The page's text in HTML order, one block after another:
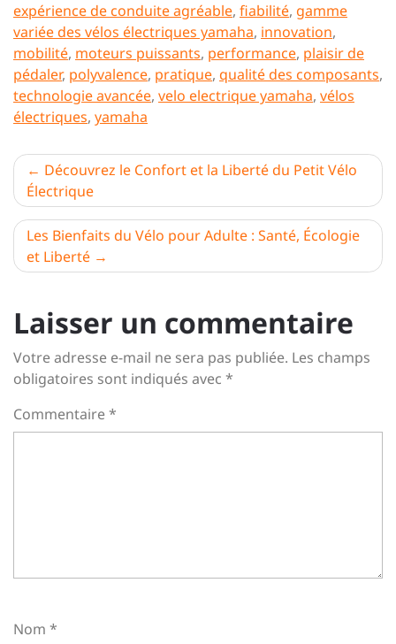
expérience de conduite agréable, fiabilité, gamme
variée des vélos électriques yamaha, innovation,
mobilité, moteurs puissants, performance, plaisir de
pédaler, polyvalence, pratique, qualité des composants,
technologie avancée, velo electrique yamaha, vélos
électriques, yamaha
Navigation
de
l’article
Découvrez le Confort et la Liberté du Petit Vélo
Électrique
Les Bienfaits du Vélo pour Adulte : Santé, Écologie
et Liberté
Laisser un commentaire
Votre adresse e-mail ne sera pas publiée. Les champs
obligatoires sont indiqués avec *
Commentaire*
Nom *